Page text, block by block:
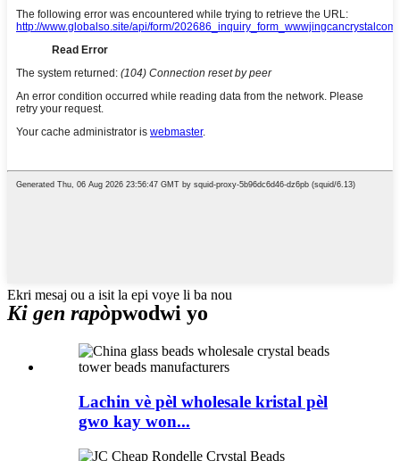
Ekri mesaj ou a isit la epi voye li ba nou
Ki gen rapòpwodwi yo
Lachin vè pèl wholesale kristal pèl
gwo kay won...